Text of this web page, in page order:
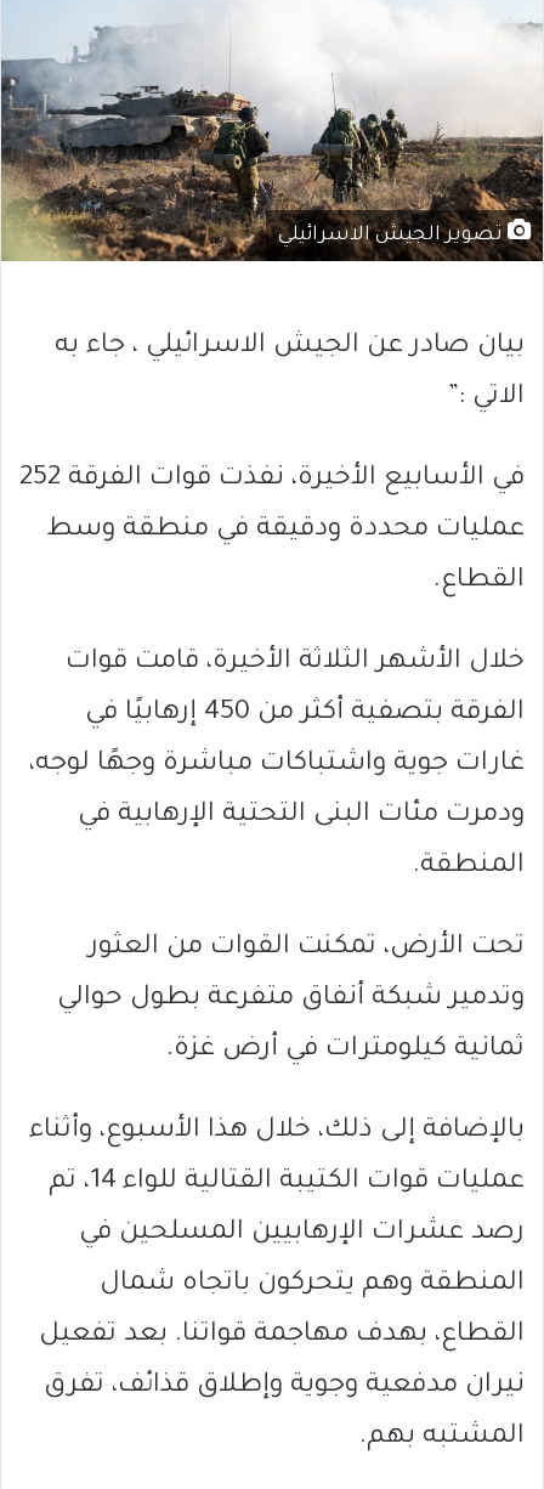
تصوير الجيش الاسرائيلي
بيان صادر عن الجيش الاسرائيلي ، جاء به
الاتي :”
في الأسابيع الأخيرة، نفذت قوات الفرقة 252
عمليات محددة ودقيقة في منطقة وسط
القطاع.
خلال الأشهر الثلاثة الأخيرة، قامت قوات
الفرقة بتصفية أكثر من 450 إرهابيًا في
غارات جوية واشتباكات مباشرة وجهًا لوجه،
ودمرت مئات البنى التحتية الإرهابية في
المنطقة.
تحت الأرض، تمكنت القوات من العثور
وتدمير شبكة أنفاق متفرعة بطول حوالي
ثمانية كيلومترات في أرض غزة.
بالإضافة إلى ذلك، خلال هذا الأسبوع، وأثناء
عمليات قوات الكتيبة القتالية للواء 14، تم
رصد عشرات الإرهابيين المسلحين في
المنطقة وهم يتحركون باتجاه شمال
القطاع، بهدف مهاجمة قواتنا. بعد تفعيل
نيران مدفعية وجوية وإطلاق قذائف، تفرق
المشتبه بهم.